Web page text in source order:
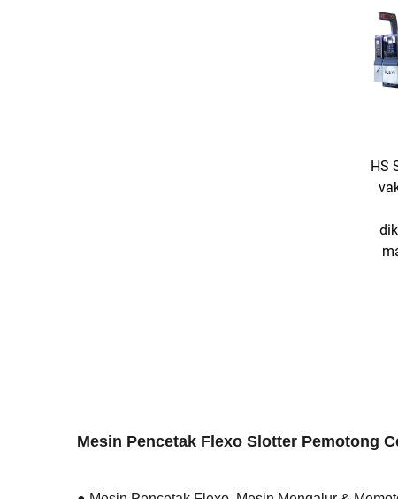
HS
Mesin Pencetak Flexo Slotter Pemotong